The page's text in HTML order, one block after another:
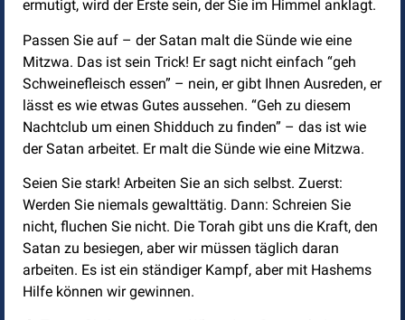
ermutigt, wird der Erste sein, der Sie im Himmel anklagt.
Passen Sie auf – der Satan malt die Sünde wie eine
Mitzwa. Das ist sein Trick! Er sagt nicht einfach “geh
Schweinefleisch essen” – nein, er gibt Ihnen Ausreden, er
lässt es wie etwas Gutes aussehen. “Geh zu diesem
Nachtclub um einen Shidduch zu finden” – das ist wie
der Satan arbeitet. Er malt die Sünde wie eine Mitzwa.
Seien Sie stark! Arbeiten Sie an sich selbst. Zuerst:
Werden Sie niemals gewalttätig. Dann: Schreien Sie
nicht, fluchen Sie nicht. Die Torah gibt uns die Kraft, den
Satan zu besiegen, aber wir müssen täglich daran
arbeiten. Es ist ein ständiger Kampf, aber mit Hashems
Hilfe können wir gewinnen.